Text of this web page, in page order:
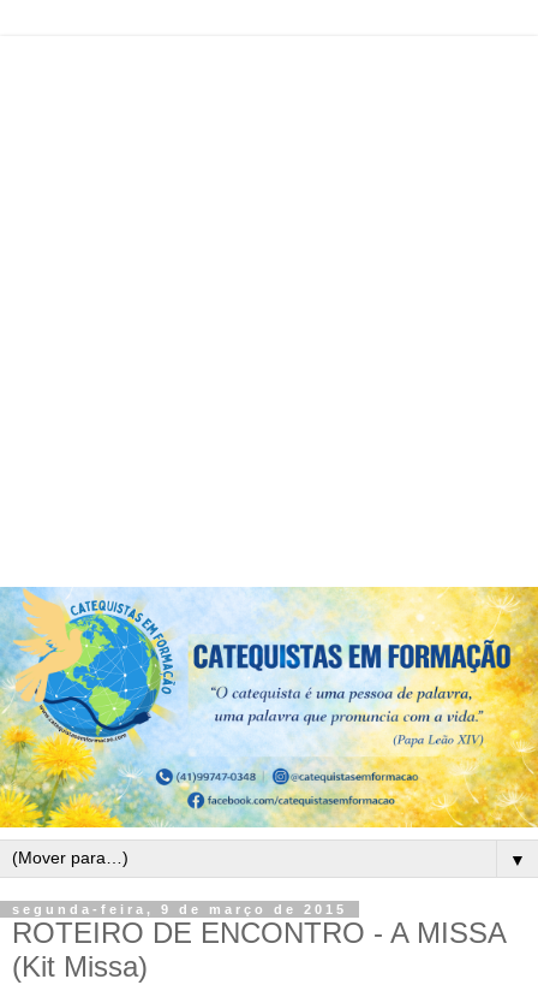
▼
segunda-feira, 9 de março de 2015
ROTEIRO DE ENCONTRO - A MISSA
(Kit Missa)